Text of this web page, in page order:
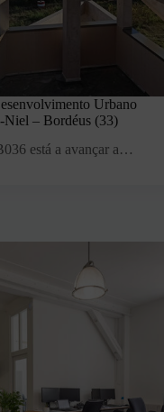
Urbano
– Bordéus (33)
está a avançar a…